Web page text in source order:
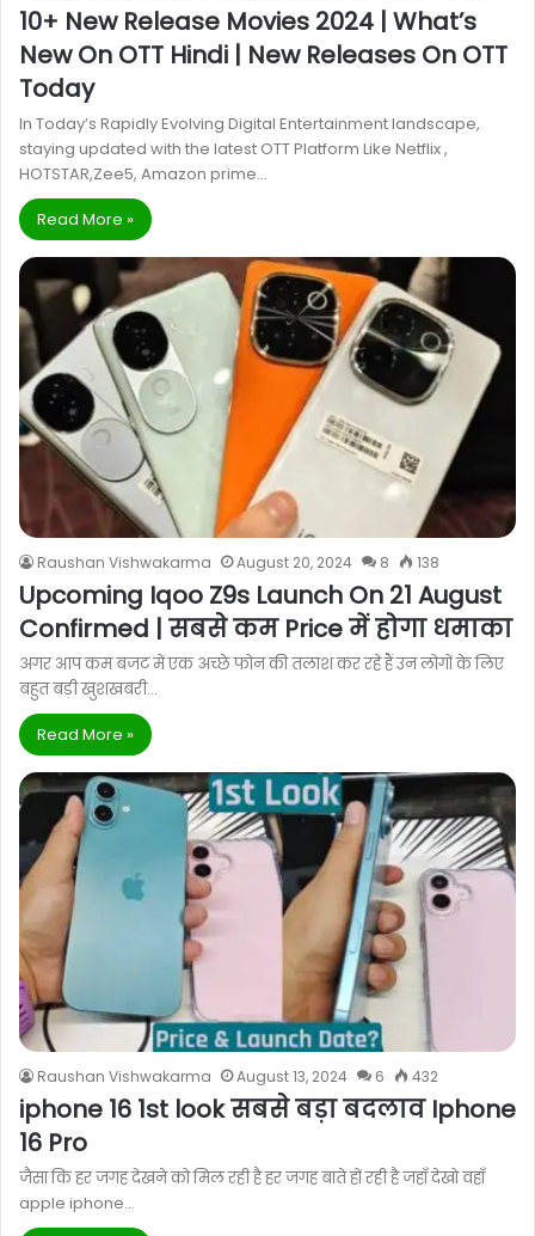
10+ New Release Movies 2024 | What’s
New On OTT Hindi | New Releases On OTT
Today
In Today’s Rapidly Evolving Digital Entertainment landscape,
staying updated with the latest OTT Platform Like Netflix ,
HOTSTAR,Zee5, Amazon prime…
Read More »
Raushan Vishwakarma August 20, 2024 8 138
Upcoming Iqoo Z9s Launch On 21 August
Confirmed | सबसे कम Price में होगा धमाका
अगर आप कम बजट में एक अच्छे फोन की तलाश कर रहे हैं उन लोगों के लिए
बहुत बड़ी खुशखबरी…
Read More »
Raushan Vishwakarma August 13, 2024 6 432
iphone 16 1st look सबसे बड़ा बदलाव Iphone
16 Pro
जैसा कि हर जगह देखने को मिल रही है हर जगह बाते हों रही है जहाँ देखो वहाँ
apple iphone…